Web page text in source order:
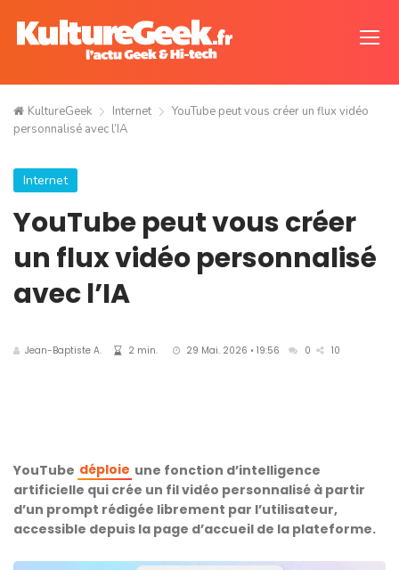
KultureGeek Internet
YouTube peut vous créer un flux vidéo
personnalisé avec l’IA
Internet
YouTube peut vous créer
un flux vidéo personnalisé
avec l’IA
Jean-Baptiste A. 2 min. 29 Mai. 2026 • 19:56 0 10
YouTube déploie une fonction d’intelligence
artificielle qui crée un fil vidéo personnalisé à partir
d’un prompt rédigée librement par l’utilisateur,
accessible depuis la page d’accueil de la plateforme.